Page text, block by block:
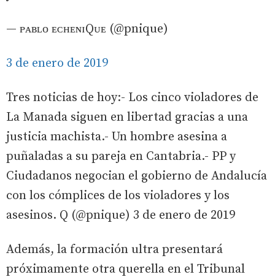
— ᴘᴀʙʟᴏ ᴇᴄʜᴇɴɪQᴜᴇ (@pnique)
3 de enero de 2019
Tres noticias de hoy:- Los cinco violadores de
La Manada siguen en libertad gracias a una
justicia machista.- Un hombre asesina a
puñaladas a su pareja en Cantabria.- PP y
Ciudadanos negocian el gobierno de Andalucía
con los cómplices de los violadores y los
asesinos. Q (@pnique) 3 de enero de 2019
Además, la formación ultra presentará
próximamente otra querella en el Tribunal